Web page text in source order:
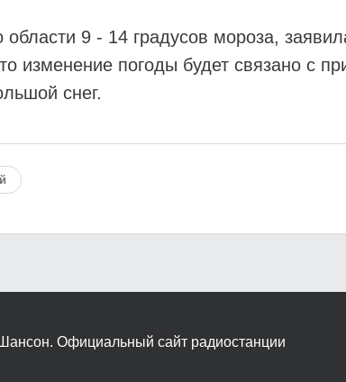
области 9 - 14 градусов мороза,
изменение погоды будет связано с
снег.
Официальный сайт радиостанции